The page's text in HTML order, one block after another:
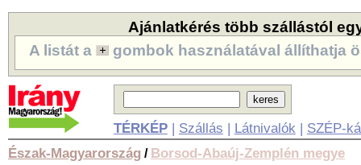
Ajánlatkérés több szállástól
A listát a
gombok használatával állíthatja
TÉRKÉP| Szállás | Látnivalók | SZÉP-
Észak-Magyarország / Borsod-Abaúj-Zemplén megye